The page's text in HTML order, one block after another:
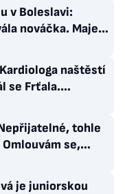
v Boleslavi:
nováčka. Majer
naštěstí
se Frťala.
Plzně
tohle
se,
je juniorskou